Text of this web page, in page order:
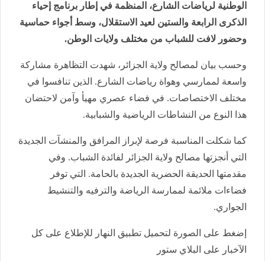
الوطنية لرياضات الشارع، المنظمة في إطار برنامج إحياء
الذكرى الرابعة والستين لعيد الاستقلال، وسط أجواء حماسية
وحضور لافت للشباب من مختلف ولايات الوطن.
وحسب بيان لمصالح ولاية الجزائر، شهدت التظاهرة مشاركة
واسعة لممارسي وهواة رياضات الشارع. الذين تنافسوا في
مختلف الاختصاصات. في فضاء عصري مهيأ وآمن لاحتضان
هذا النوع من النشاطات الرياضية والشبابية.
كما شكلت المناسبة فرصة لإبراز المرافق والمنشآت الجديدة
التي أنجزتها مصالح ولاية الجزائر لفائدة الشباب. وفي
مقدمتها الحديقة الحضرية الجديدة بالحامة. التي توفر
فضاءات ملائمة لممارسة الرياضة والترفيه والتنشيط
الجواري.
إضغط على الصورة لتحميل تطبيق النهار للإطلاع على كل
الآخبار على البلاي ستور